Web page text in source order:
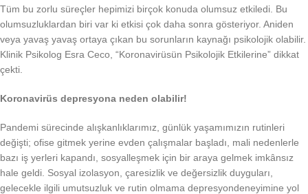
Tüm bu zorlu süreçler hepimizi birçok konuda olumsuz etkiledi. Bu
olumsuzluklardan biri var ki etkisi çok daha sonra gösteriyor. Aniden
veya yavaş yavaş ortaya çıkan bu sorunların kaynağı psikolojik olabilir.
Klinik Psikolog Esra Ceco, “Koronavirüsün Psikolojik Etkilerine” dikkat
çekti.
Koronavirüs depresyona neden olabilir!
Pandemi sürecinde alışkanlıklarımız, günlük yaşamımızın rutinleri
değişti; ofise gitmek yerine evden çalışmalar başladı, mali nedenlerle
bazı iş yerleri kapandı, sosyalleşmek için bir araya gelmek imkânsız
hale geldi. Sosyal izolasyon, çaresizlik ve değersizlik duyguları,
gelecekle ilgili umutsuzluk ve rutin olmama depresyondeneyimine yol